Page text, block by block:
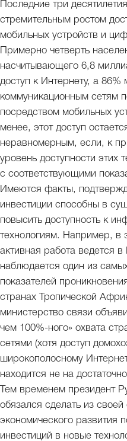
Последние три
стремительным ростом
мобильных устройств и
Примерно четверть
насчитывающего 6,8
доступ к Интернету, а 86%
коммуникационным сетям
посредством мобильных
менее, этот доступ
неравномерным, если, к
уровень доступности этих
с соответствующими
Имеются факты,
инвестиции способны в
повысить доступность к
технологиям. Например, в
активная работа ведется
наблюдается один из
показателей
странах Тропической
министерство связи
чем 100%-ного» охвата
сетями (хотя доступ
широкополосному
находится не на
Тем временем президент
обязался сделать из
экономического развития
инвестиций в новые